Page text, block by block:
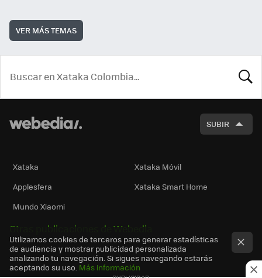
VER MÁS TEMAS
SUBIR
Xataka
Xataka Móvil
Applesfera
Xataka Smart Home
Mundo Xiaomi
Otras publicaciones de Webedia
Utilizamos cookies de terceros para generar estadísticas
de audiencia y mostrar publicidad personalizada
analizando tu navegación. Si sigues navegando estarás
aceptando su uso. Más información